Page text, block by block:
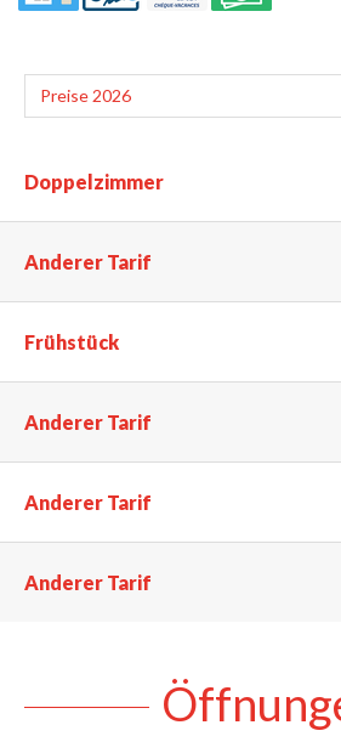
Doppelzimmer
Anderer Tarif
Frühstück
Anderer Tarif
Anderer Tarif
Anderer Tarif